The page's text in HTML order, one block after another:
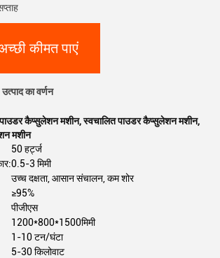
कीमत पाएं
उत्पाद का वर्णन
कैप्सुलेशन मशीन,स्वचालित पाउडर कैप्सुलेशन मशीन,
मशीन
50 हर्ट्ज
0.5-3 मिमी
उच्च दक्षता, आसान संचालन, कम शोर
≥95%
पीजीएस
1200*800*1500मिमी
1-10 टन/घंटा
5-30 किलोवाट